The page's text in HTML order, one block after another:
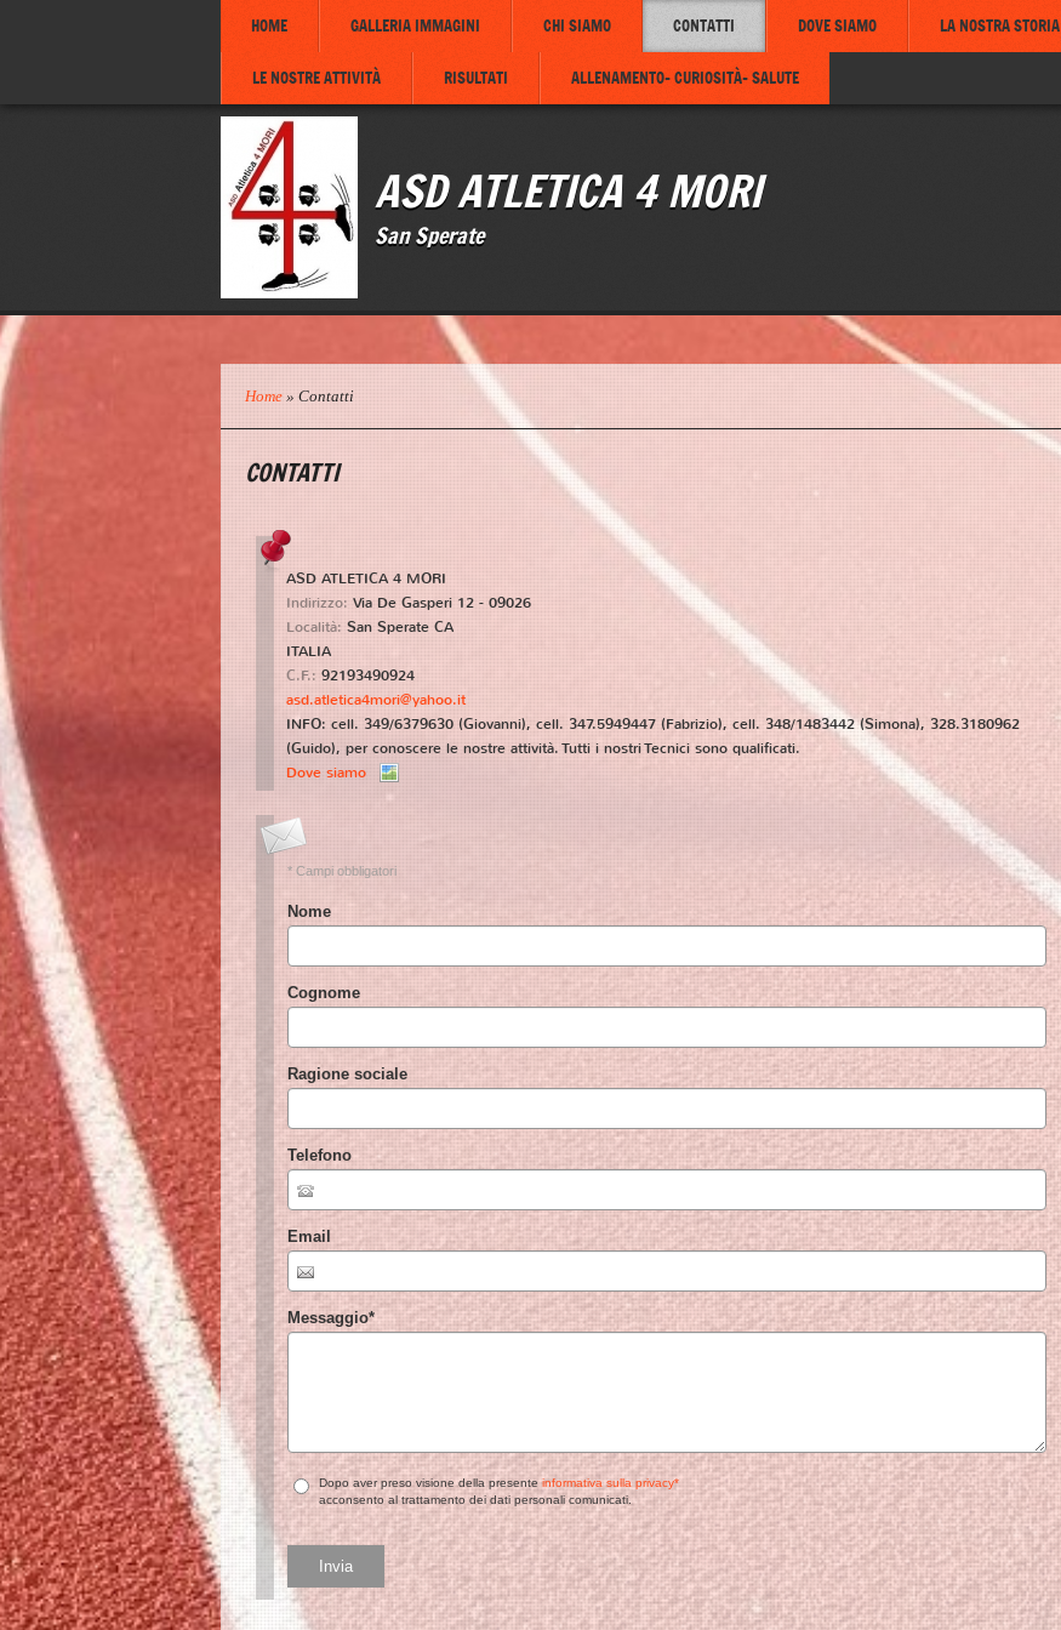
ASD ATLETICA 4 MORI
San Sperate
HOME GALLERIA IMMAGINI CHI SIAMO CONTATTI DOVE SIAMO LA NOSTRA STORIA
LE NOSTRE ATTIVITÀ RISULTATI ALLENAMENTO- CURIOSITÀ- SALUTE
Home » Contatti
CONTATTI
ASD ATLETICA 4 MORI
Indirizzo: Via De Gasperi 12 - 09026
Località: San Sperate CA
ITALIA
C.F.: 92193490924
asd.atletica4mori@yahoo.it
INFO: cell. 349/6379630 (Giovanni), cell. 347.5949447 (Fabrizio), cell. 348/1483442 (Simona), 328.3180962
(Guido), per conoscere le nostre attività. Tutti i nostri Tecnici sono qualificati.
Dove siamo
* Campi obbligatori
Nome
Cognome
Ragione sociale
Telefono
Email
Messaggio*
Dopo aver preso visione della presenteinformativa sulla privacy*
acconsento al trattamento dei dati personali comunicati.